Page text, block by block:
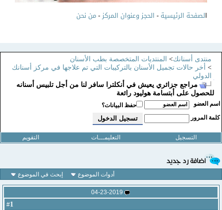
لصفحة الرئيسية-الحجز وعنوان المركز-من نحن
منتدى أسنانك>المنتديات المتخصصة بطب الأسنان
>أخر حالات تجميل الأسنان بالتركيبات التي تم علاجها في مركز أسنانك
الدولي
مراجع جزائري يعيش في أنكلترا سافر لنا من أجل تلبيس أسنانه
للحصول على أبتسامة هوليود رائعة
اسم العضو
حفظ البيانات؟
كلمة المرور
التسجيل التعليمـــات التقويم
أدوات الموضوع إبحث في الموضوع
04-23-2019